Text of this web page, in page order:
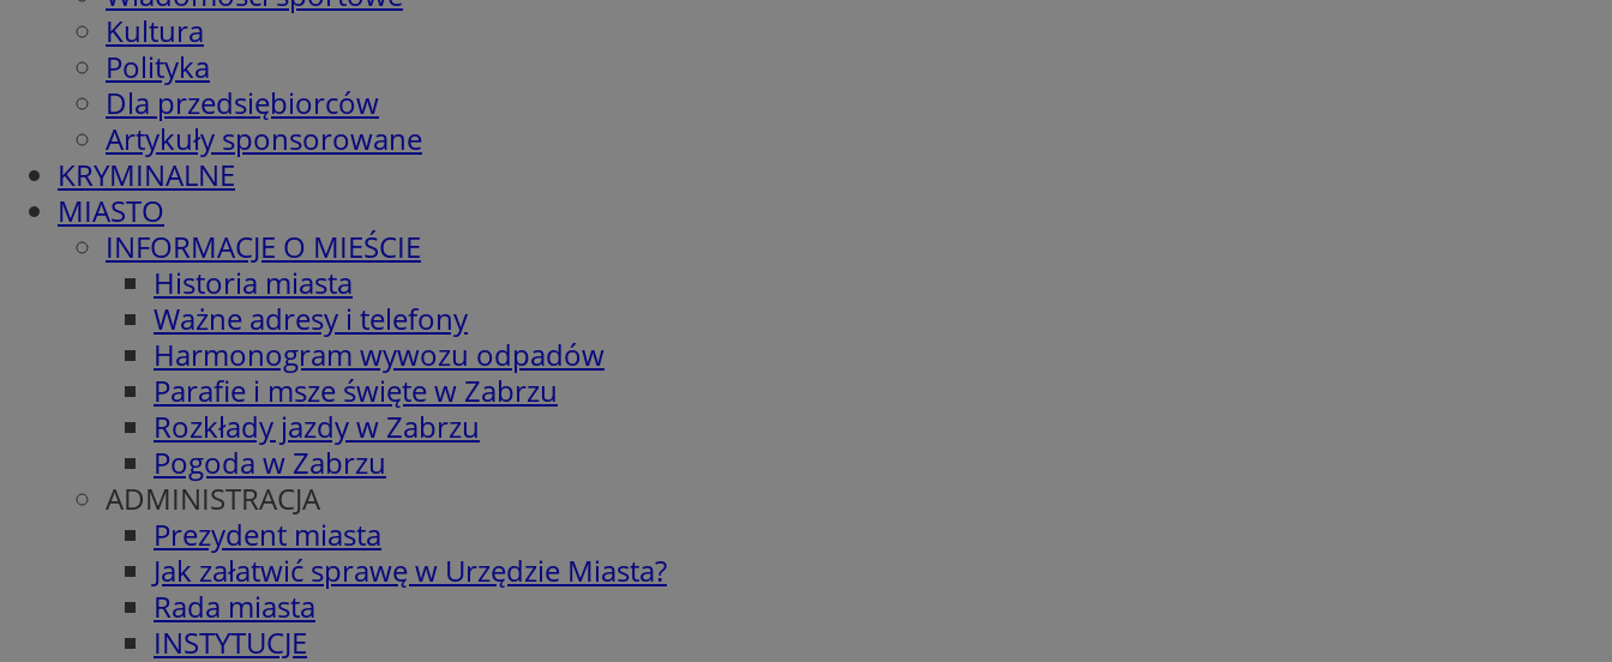
Kultura
Polityka
Dla przedsiębiorców
Artykuły sponsorowane
KRYMINALNE
MIASTO
INFORMACJE O MIEŚCIE
Historia miasta
Ważne adresy i telefony
Harmonogram wywozu odpadów
Parafie i msze święte w Zabrzu
Rozkłady jazdy w Zabrzu
Pogoda w Zabrzu
ADMINISTRACJA
Prezydent miasta
Jak załatwić sprawę w Urzędzie Miasta?
Rada miasta
INSTYTUCJE